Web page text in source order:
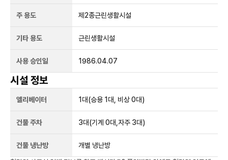
주 용도 제2종근린생활시설
기타 용도 근린생활시설
사용 승인일 1986.04.07
시설 정보
엘리베이터 1 대(승용 1대, 비상 0대)
건물 주차 3대(기계 0대,자주 3대)
건물 냉난방 개별 냉난방